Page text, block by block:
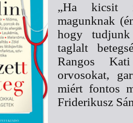
„Ha kicsit
magunknak
hogy
taglalt
Rangos
orvosokat,
miért fontos
Friderikusz